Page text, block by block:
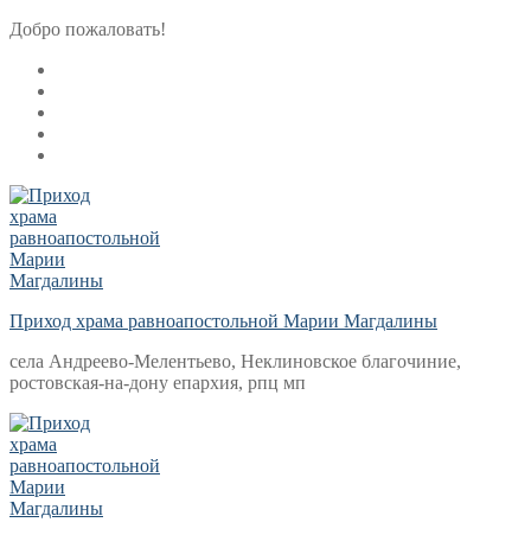
Перейти
содержимому
Меню
Закрыть
Добро пожаловать!
Приход храма равноапостольной Марии Магдалины
села Андреево-Мелентьево, Неклиновское благочиние,
ростовская-на-дону епархия, рпц мп